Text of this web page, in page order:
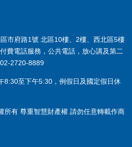
市府路1號 北區10樓、2樓、西北區5樓
費電話服務，公共電話，放心講及第二
2720-8889
8:30至下午5:30，例假日及國定假日休
所有 尊重智慧財產權 請勿任意轉載作商